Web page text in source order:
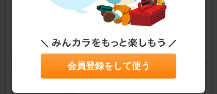
サンデーメカニックパパさん
22
1
RENOGY 走行充電器 400A ク
レソン カムロード ナッツRV
カムロード
サンデーメカニックパパさん
会員登録をして使う